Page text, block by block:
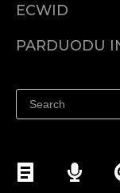
ECWID
Kainodara
PARDUODU
Parduodu
Parduodu